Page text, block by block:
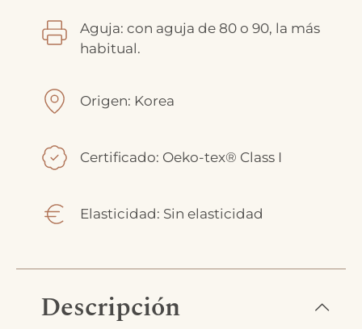
Aguja: con aguja de 80 o 90, la más
habitual.
Origen: Korea
Certificado: Oeko-tex® Class I
Elasticidad: Sin elasticidad
Descripción